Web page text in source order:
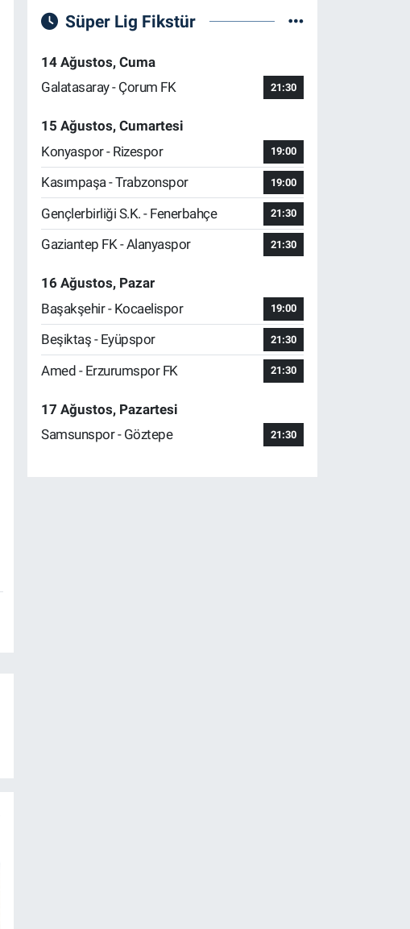
Süper Lig Fikstür
14 Ağustos, Cuma
Galatasaray - Çorum FK
21:30
15 Ağustos, Cumartesi
Konyaspor - Rizespor
19:00
Kasımpaşa - Trabzonspor 19:00
Gençlerbirliği S.K. - Fenerbahçe 21:30
Gaziantep FK - Alanyaspor 21:30
16 Ağustos, Pazar
Başakşehir - Kocaelispor
19:00
Beşiktaş - Eyüpspor 21:30
Amed - Erzurumspor FK 21:30
17 Ağustos, Pazartesi
Samsunspor - Göztepe
21:30